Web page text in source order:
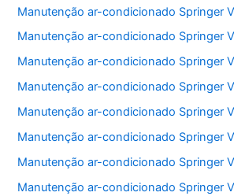
Manutenção ar-condicionado Springer
Manutenção ar-condicionado Springer
Manutenção ar-condicionado Springer
Manutenção ar-condicionado Springer
Manutenção ar-condicionado Springer
Manutenção ar-condicionado Springer
Manutenção ar-condicionado Springer
Manutenção ar-condicionado Springer